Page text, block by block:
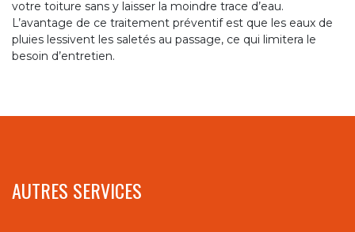
votre toiture sans y laisser la moindre trace d’eau.
L’avantage de ce traitement préventif est que les eaux de
pluies lessivent les saletés au passage, ce qui limitera le
besoin d’entretien.
AUTRES SERVICES